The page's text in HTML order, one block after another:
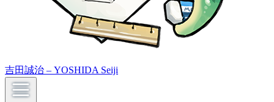
吉田誠治 – YOSHIDA Seiji